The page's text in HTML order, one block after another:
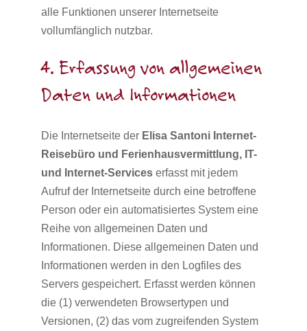
alle Funktionen unserer Internetseite
vollumfänglich nutzbar.
4. Erfassung von allgemeinen
Daten und Informationen
Die Internetseite der Elisa Santoni Internet-
Reisebüro und Ferienhausvermittlung, IT-
und Internet-Serviceserfasst mit jedem
Aufruf der Internetseite durch eine betroffene
Person oder ein automatisiertes System eine
Reihe von allgemeinen Daten und
Informationen. Diese allgemeinen Daten und
Informationen werden in den Logfiles des
Servers gespeichert. Erfasst werden können
die (1) verwendeten Browsertypen und
Versionen, (2) das vom zugreifenden System